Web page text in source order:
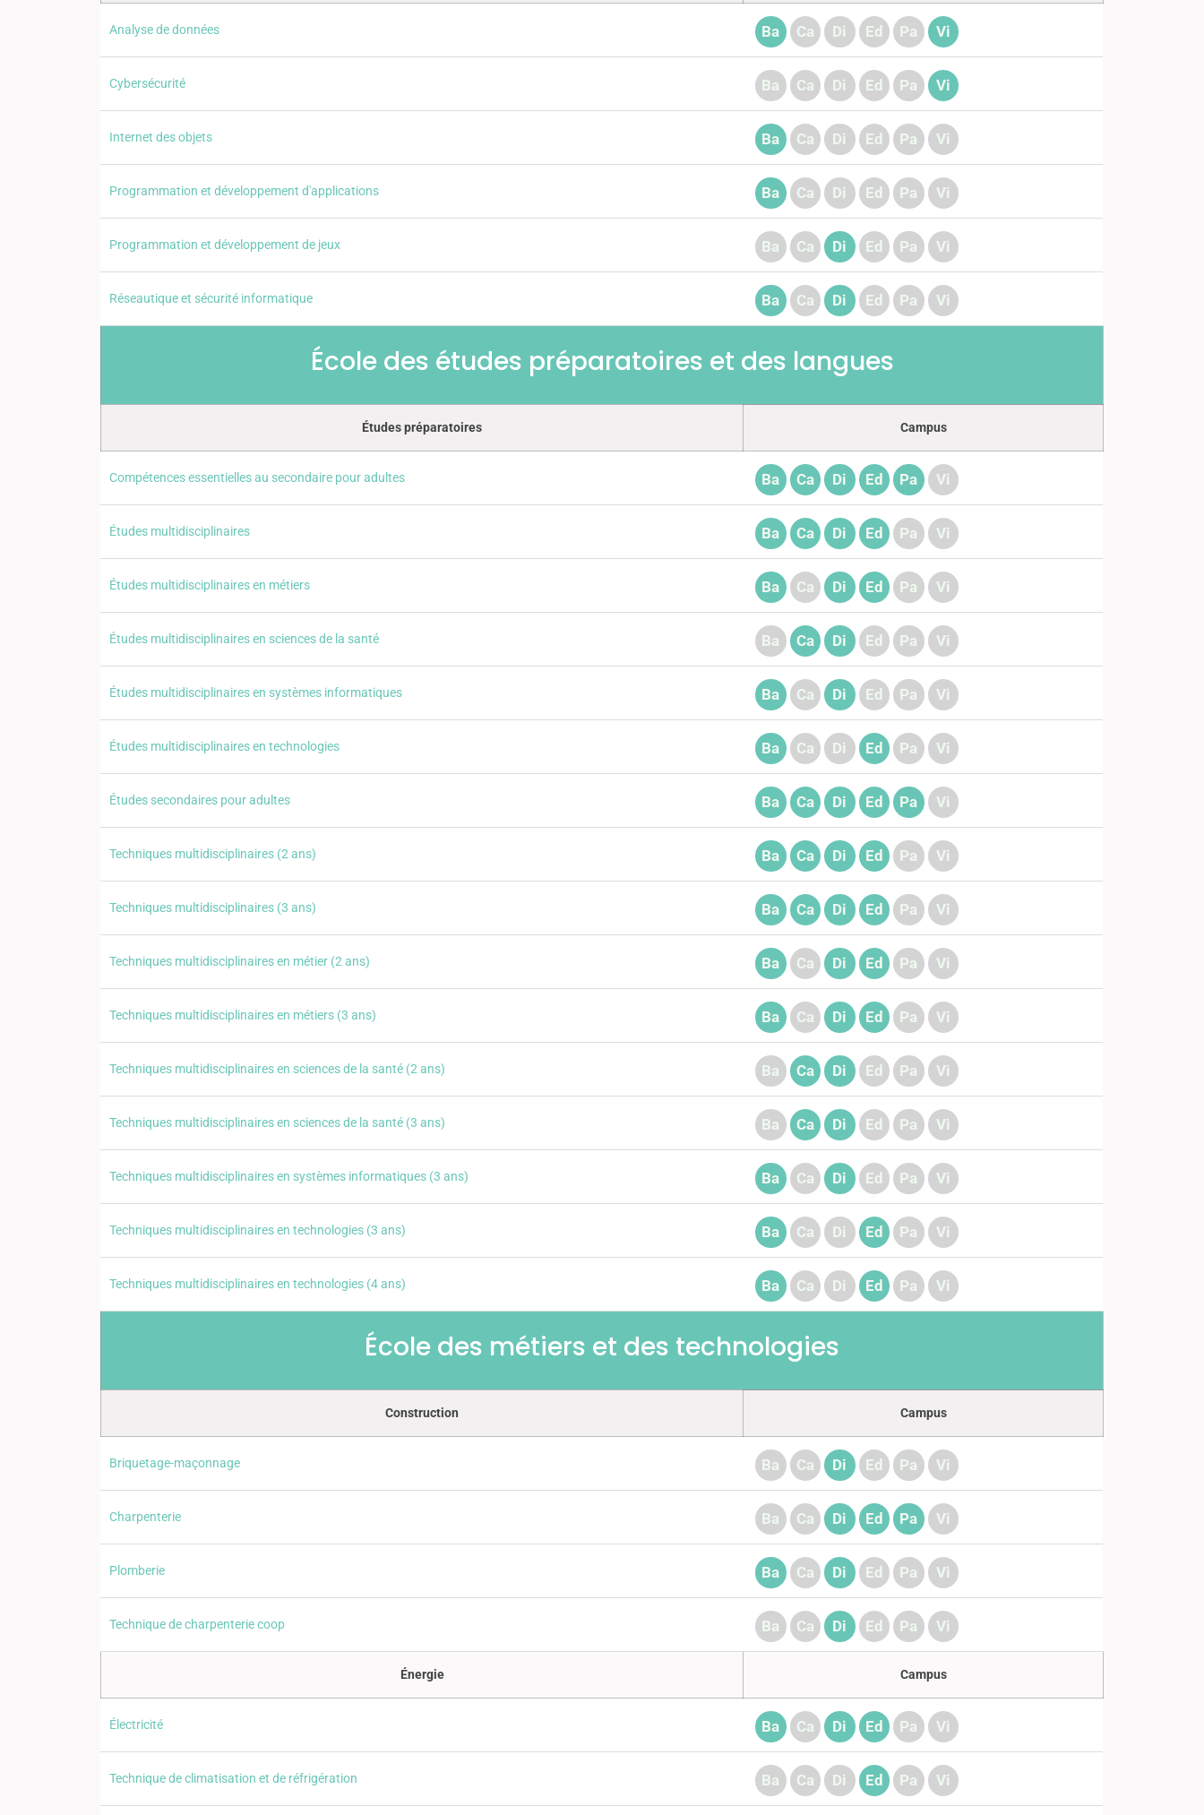
Analyse de données Ba Ca Di Ed Pa Vi
Cybersécurité Ba Ca Di Ed Pa Vi
Internet des objets Ba Ca Di Ed Pa Vi
Programmation et développement d'applications Ba Ca Di Ed Pa Vi
Programmation et développement de jeux Ba Ca Di Ed Pa Vi
Réseautique et sécurité informatique Ba Ca Di Ed Pa Vi
École des études préparatoires et des langues
Études préparatoires Campus
Compétences essentielles au secondaire pour adultes Ba Ca Di Ed Pa Vi
Études multidisciplinaires Ba Ca Di Ed Pa Vi
Études multidisciplinaires en métiers Ba Ca Di Ed Pa Vi
Études multidisciplinaires en sciences de la santé Ba Ca Di Ed Pa Vi
Études multidisciplinaires en systèmes informatiques Ba Ca Di Ed Pa Vi
Études multidisciplinaires en technologies Ba Ca Di Ed Pa Vi
Études secondaires pour adultes Ba Ca Di Ed Pa Vi
Techniques multidisciplinaires (2 ans) Ba Ca Di Ed Pa Vi
Techniques multidisciplinaires (3 ans) Ba Ca Di Ed Pa Vi
Techniques multidisciplinaires en métier (2 ans) Ba Ca Di Ed Pa Vi
Techniques multidisciplinaires en métiers (3 ans) Ba Ca Di Ed Pa Vi
Techniques multidisciplinaires en sciences de la santé (2 ans) Ba Ca Di Ed Pa Vi
Techniques multidisciplinaires en sciences de la santé (3 ans) Ba Ca Di Ed Pa Vi
Techniques multidisciplinaires en systèmes informatiques (3 ans) Ba Ca Di Ed Pa Vi
Techniques multidisciplinaires en technologies (3 ans) Ba Ca Di Ed Pa Vi
Techniques multidisciplinaires en technologies (4 ans) Ba Ca Di Ed Pa Vi
École des métiers et des technologies
Construction Campus
Briquetage-maçonnage Ba Ca Di Ed Pa Vi
Charpenterie Ba Ca Di Ed Pa Vi
Plomberie Ba Ca Di Ed Pa Vi
Technique de charpenterie coop Ba Ca Di Ed Pa Vi
Énergie Campus
Électricité Ba Ca Di Ed Pa Vi
Technique de climatisation et de réfrigération Ba Ca Di Ed Pa Vi